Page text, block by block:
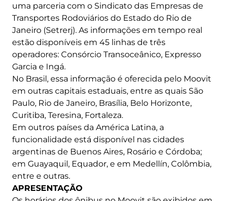
uma parceria com o Sindicato das Empresas de
Transportes Rodoviários do Estado do Rio de
Janeiro (Setrerj). As informações em tempo real
estão disponíveis em 45 linhas de três
operadores: Consórcio Transoceânico, Expresso
Garcia e Ingá.
No Brasil, essa informação é oferecida pelo Moovit
em outras capitais estaduais, entre as quais São
Paulo, Rio de Janeiro, Brasília, Belo Horizonte,
Curitiba, Teresina, Fortaleza.
Em outros países da América Latina, a
funcionalidade está disponível nas cidades
argentinas de Buenos Aires, Rosário e Córdoba;
em Guayaquil, Equador, e em Medellín, Colômbia,
entre e outras.
APRESENTAÇÃO